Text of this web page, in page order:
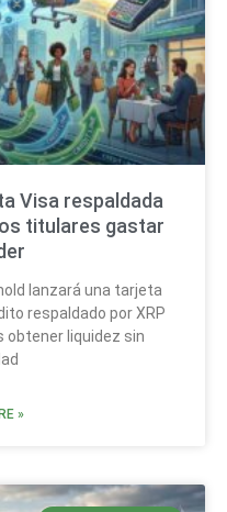
Visa respaldada
titulares gastar
lanzará una tarjeta
respaldado por XRP
obtener liquidez sin
»